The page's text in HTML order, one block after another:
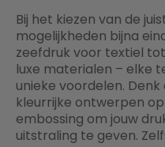
Bij het kiezen van de
mogelijkheden bijna
zeefdruk voor textiel
luxe materialen – elke
unieke voordelen.
kleurrijke ontwerpen
embossing om jouw
uitstraling te geven.